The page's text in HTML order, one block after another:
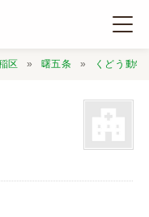
区 曙五条 くどう動物